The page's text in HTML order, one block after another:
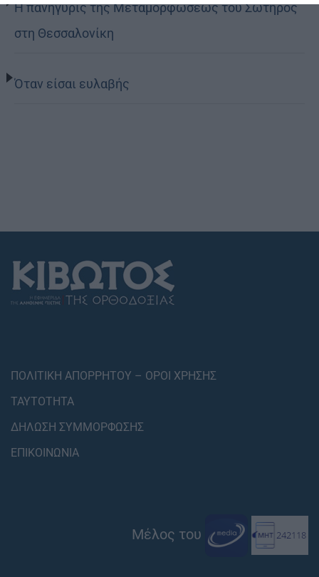
Η πανήγυρις της Μεταμορφώσεως του Σωτήρος
στη Θεσσαλονίκη
Όταν είσαι ευλαβής
ΠΟΛΙΤΙΚΗ ΑΠΟΡΡΗΤΟΥ – ΟΡΟΙ ΧΡΗΣΗΣ
ΤΑΥΤΟΤΗΤΑ
ΔΗΛΩΣΗ ΣΥΜΜΟΡΦΩΣΗΣ
ΕΠΙΚΟΙΝΩΝΙΑ
Μέλος του